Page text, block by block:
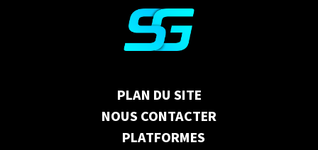
PLAN DU SITE
NOUS CONTACTER
PLATFORMES